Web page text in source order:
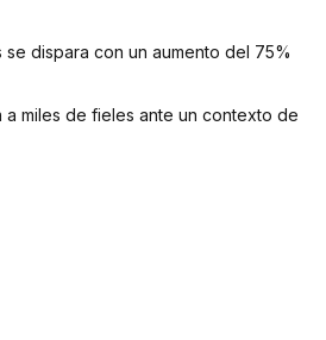
se dispara con un aumento del 75%
miles de fieles ante un contexto de